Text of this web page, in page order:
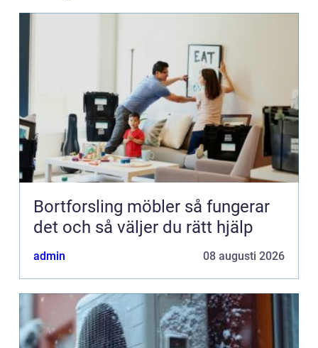
Bortforsling möbler så fungerar
det och så väljer du rätt hjälp
admin 08 augusti 2026